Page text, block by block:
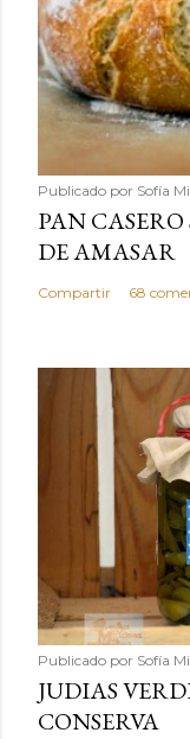
Publicado por Sofía
PAN
DE AMASAR
Compartir 68
Publicado por Sofía
JUDIAS
CONSERVA